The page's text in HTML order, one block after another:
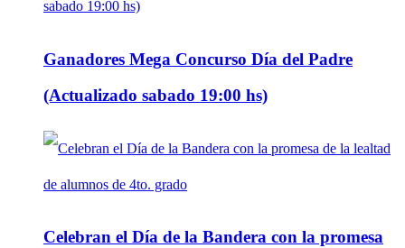
Ganadores Mega Concurso Día del Padre
(Actualizado sabado 19:00 hs)
Celebran el Día de la Bandera con la promesa